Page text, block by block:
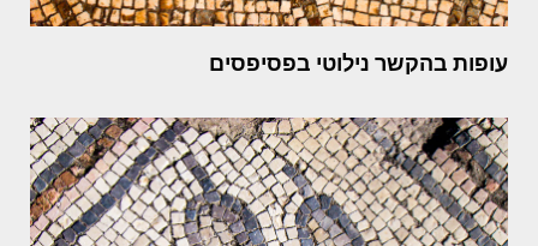
עופות בהקשר נילוטי בפסיפסים